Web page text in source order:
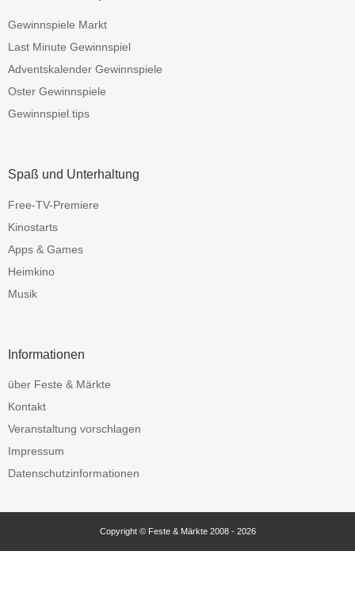
Gewinnspiele Markt
Last Minute Gewinnspiel
Adventskalender Gewinnspiele
Oster Gewinnspiele
Gewinnspiel.tips
Spaß und Unterhaltung
Free-TV-Premiere
Kinostarts
Apps & Games
Heimkino
Musik
Informationen
über Feste & Märkte
Kontakt
Veranstaltung vorschlagen
Impressum
Datenschutzinformationen
Copyright © Feste & Märkte 2008 - 2026